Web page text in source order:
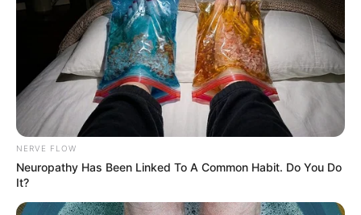
NERVE FLOW
Neuropathy Has Been Linked To A Common Habit. Do You Do
It?